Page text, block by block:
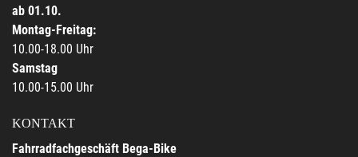
ab 01.10.
Montag-Freitag:
10.00-18.00 Uhr
Samstag
10.00-15.00 Uhr
KONTAKT
Fahrradfachgeschäft Bega-Bike